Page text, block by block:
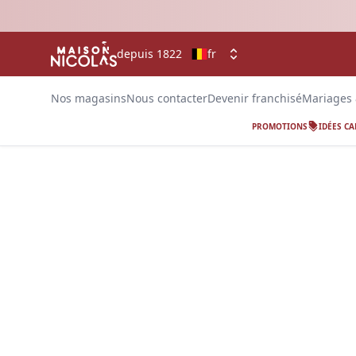
depuis 1822 fr
Nos magasinsNous contacterDevenir franchiséMariages
PROMOTIONS IDÉES